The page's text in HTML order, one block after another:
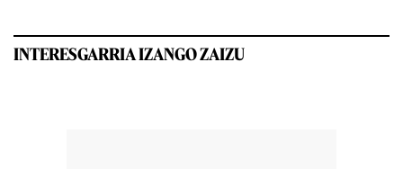
INTERESGARRIA IZANGO ZAIZU